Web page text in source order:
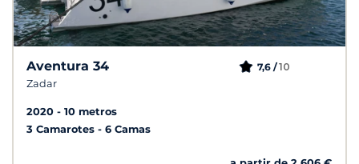
Aventura 34
Zadar
7,6 /10
2020
10 metros
3 Camarotes
6 Camas